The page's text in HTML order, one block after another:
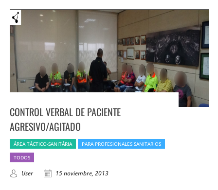
CONTROL VERBAL DE PACIENTE
AGRESIVO/AGITADO
ÁREA TÁCTICO-SANITÁRIA
PARA PROFESIONALES SANITARIOS
TODOS
User 15 noviembre, 2013